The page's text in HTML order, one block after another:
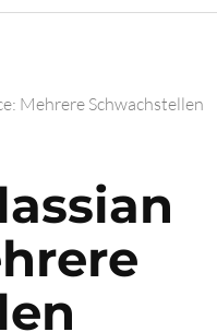
Mehrere Schwachstellen